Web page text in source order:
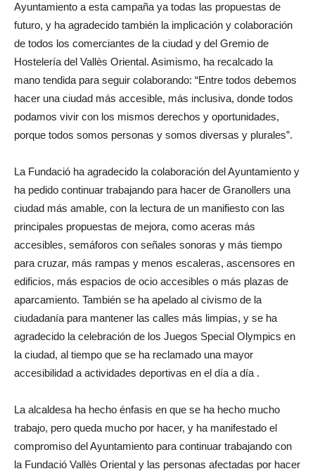
Ayuntamiento a esta campaña ya todas las propuestas de
futuro, y ha agradecido también la implicación y colaboración
de todos los comerciantes de la ciudad y del Gremio de
Hostelería del Vallès Oriental. Asimismo, ha recalcado la
mano tendida para seguir colaborando: “Entre todos debemos
hacer una ciudad más accesible, más inclusiva, donde todos
podamos vivir con los mismos derechos y oportunidades,
porque todos somos personas y somos diversas y plurales”.
La Fundació ha agradecido la colaboración del Ayuntamiento y
ha pedido continuar trabajando para hacer de Granollers una
ciudad más amable, con la lectura de un manifiesto con las
principales propuestas de mejora, como aceras más
accesibles, semáforos con señales sonoras y más tiempo
para cruzar, más rampas y menos escaleras, ascensores en
edificios, más espacios de ocio accesibles o más plazas de
aparcamiento. También se ha apelado al civismo de la
ciudadanía para mantener las calles más limpias, y se ha
agradecido la celebración de los Juegos Special Olympics en
la ciudad, al tiempo que se ha reclamado una mayor
accesibilidad a actividades deportivas en el día a día .
La alcaldesa ha hecho énfasis en que se ha hecho mucho
trabajo, pero queda mucho por hacer, y ha manifestado el
compromiso del Ayuntamiento para continuar trabajando con
la Fundació Vallès Oriental y las personas afectadas por hacer